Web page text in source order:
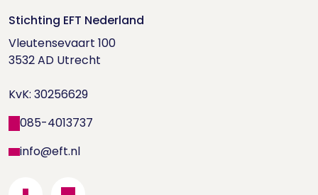
Doe de relatietest
Houd me Vast-bijeenkomsten
Trainingen
Supervisorenlijst
Nieuwsbrief ontvangen?
Wetenschappelijk onderzoek
Stichting EFT Nederland
Vleutensevaart 100
3532 AD Utrecht
KvK: 30256629
085-4013737
info@eft.nl